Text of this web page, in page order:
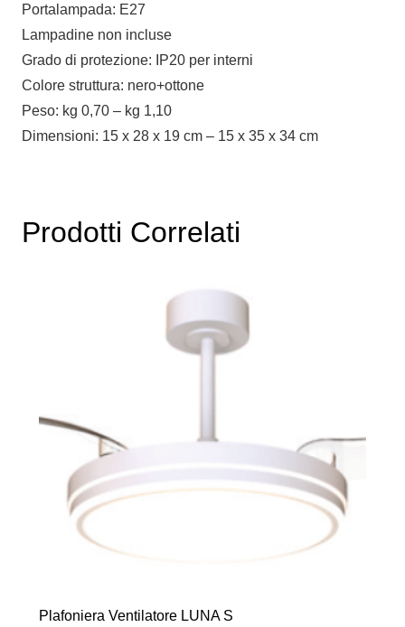
Portalampada: E27
Lampadine non incluse
Grado di protezione: IP20 per interni
Colore struttura: nero+ottone
Peso: kg 0,70 – kg 1,10
Dimensioni: 15 x 28 x 19 cm – 15 x 35 x 34 cm
Prodotti Correlati
Plafoniera Ventilatore LUNA S